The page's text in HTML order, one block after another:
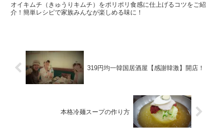
オイキムチ（きゅうりキムチ）をポリポリ食感に仕上げるコツをご紹
介！簡単レシピで家族みんなが楽しめる味に！
319円均一韓国居酒屋【感謝韓激】開店！
本格冷麺スープの作り方